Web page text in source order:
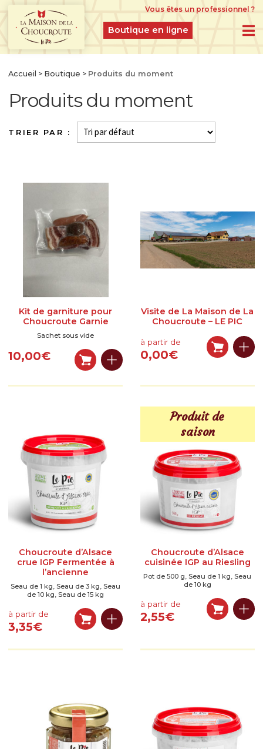
Vous êtes un professionnel ?
Boutique en ligne
BOUTIQUE EN LIGNE
PRODUITS DU MOMENT
IDÉES CADEAUX
CHOUCROUTES D’ALSACE IGP CRUES
CHOUCROUTES GASTRONOMIQUES CUITES
CHOUCROUTES RECETTES CRÉATION
LÉGUMES GASTRONOMIQUES NATURES
LÉGUMES GASTRONOMIQUES CUISINÉS
LÉGUMES BRUTS
SPÉCIALITÉS SALÉES
LIBRAIRIE
AUTRES SOUVENIRS D’ALSACE
PANIERS GARNIS
RÉSERVEZ UNE VISITE
Réservation en ligne & description
Où trouver La Maison de La Choucroute – LE PIC
Le magasin
Histoire de la choucroute
Fabrication de la choucroute
Recettes et conseils
Nos recettes
Accueil > Boutique > Produits du moment
Produits du moment
Kit de garniture pour
Choucroute Garnie
Sachet sous vide
10,00€
Visite de La Maison de La
Choucroute – LE PIC
à partir de
0,00€
Choucroute d’Alsace
crue IGP Fermentée à
l’ancienne
Seau de 1 kg, Seau de 3 kg, Seau
de 10 kg, Seau de 15 kg
à partir de
3,35€
Produit de
saison
Choucroute d’Alsace
cuisinée IGP au Riesling
Pot de 500 g, Seau de 1 kg, Seau
de 10 kg
à partir de
2,55€